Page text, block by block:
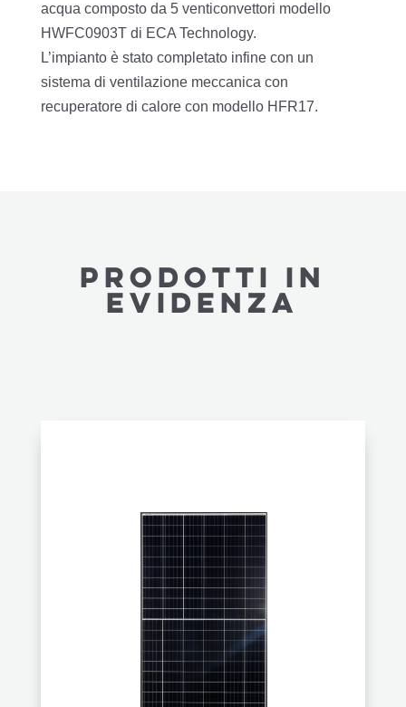
acqua composto da 5 venticonvettori modello
HWFC0903T di ECA Technology.
L’impianto è stato completato infine con un
sistema di ventilazione meccanica con
recuperatore di calore con modello HFR17.
PRODOTTI IN
EVIDENZA